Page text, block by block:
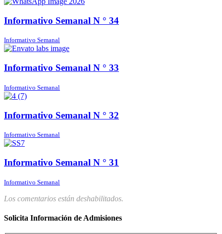
Informativo Semanal N ° 34
Informativo Semanal
Informativo Semanal N ° 33
Informativo Semanal
Informativo Semanal N ° 32
Informativo Semanal
Informativo Semanal N ° 31
Informativo Semanal
Los comentarios están deshabilitados.
Solicita Información de Admisiones